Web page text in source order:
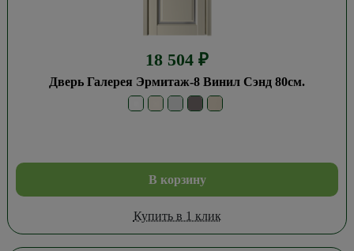
18 504 ₽
Дверь Галерея Эрмитаж-8 Винил Сэнд 80см.
В корзину
Купить в 1 клик